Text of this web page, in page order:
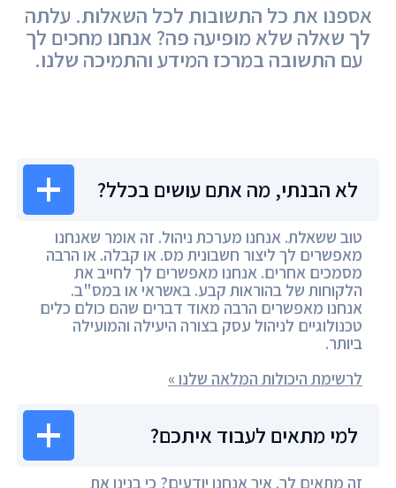
לא הבנתי, מה אתם עושים בכלל?
טוב ששאלת. אנחנו מערכת ניהול. זה אומר שאנחנו
מאפשרים לך ליצור חשבונית מס. או קבלה. או הרבה
מסמכים אחרים. אנחנו מאפשרים לך לחייב את
הלקוחות של בהוראות קבע. באשראי או במס"ב.
אנחנו מאפשרים הרבה מאוד דברים שהם כולם כלים
טכנולוגיים לניהול עסק בצורה היעילה והמועילה
ביותר.
לרשימת היכולות המלאה שלנו »
למי מתאים לעבוד איתכם?
זה מתאים לך. איך אנחנו יודעים? כי בנינו את
אספנו את כל התשובות לכל השאלות. עלתה
לך שאלה שלא מופיעה פה? אנחנו מחכים לך
עם התשובה במרכז המידע והתמיכה שלנו.